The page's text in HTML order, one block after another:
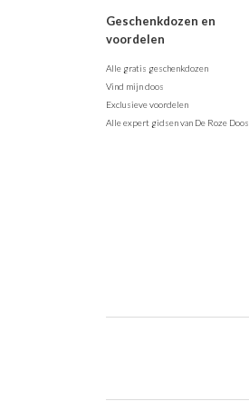
Geschenkdozen en
voordelen
Alle gratis geschenkdozen
Vind mijn doos
Exclusieve voordelen
Alle expert gidsen van De Roze Doos